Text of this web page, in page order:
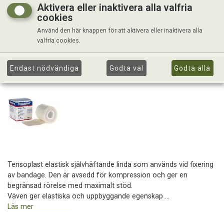
Tensoplast elastisk självhäftande linda som används vid fixering
av bandage. Den är avsedd för kompression och ger en
begränsad rörelse med maximalt stöd.
Väven ger elastiska och uppbyggande egenskap ...
Läs mer
Aktivera eller inaktivera alla valfria
cookies
Använd den här knappen för att aktivera eller inaktivera alla
valfria cookies.
Endast nödvändiga Godta val Godta alla